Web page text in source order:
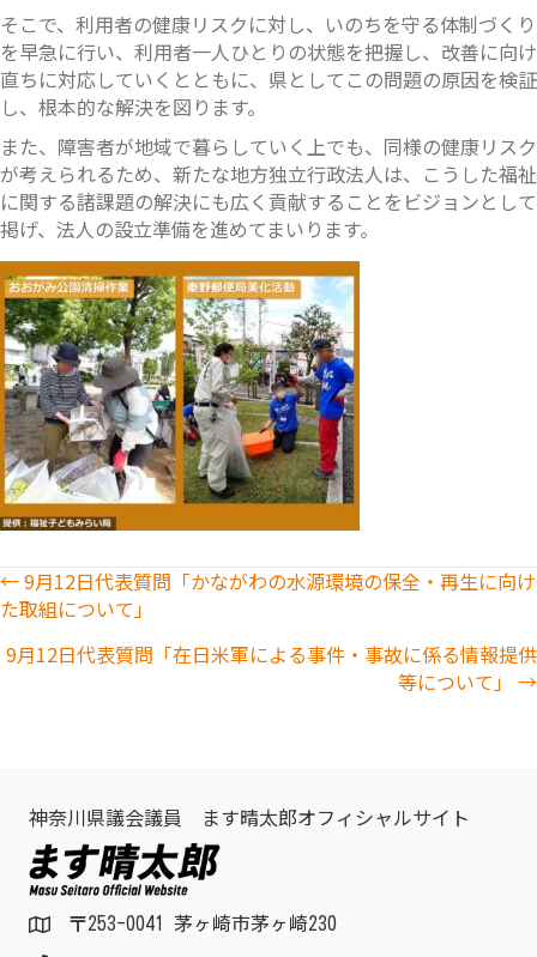
そこで、利用者の健康リスクに対し、いのちを守る体制づくり
を早急に行い、利用者一人ひとりの状態を把握し、改善に向け
直ちに対応していくとともに、県としてこの問題の原因を検証
し、根本的な解決を図ります。
また、障害者が地域で暮らしていく上でも、同様の健康リスク
が考えられるため、新たな地方独立行政法人は、こうした福祉
に関する諸課題の解決にも広く貢献することをビジョンとして
掲げ、法人の設立準備を進めてまいります。
Posts
navigation
← 9月12日代表質問「かながわの水源環境の保全・再生に向け
た取組について」
9月12日代表質問「在日米軍による事件・事故に係る情報提供
等について」 →
神奈川県議会議員 ます晴太郎オフィシャルサイト
〒253-0041 茅ヶ崎市茅ヶ崎230